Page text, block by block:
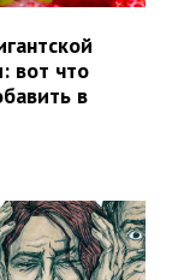
вот что
в